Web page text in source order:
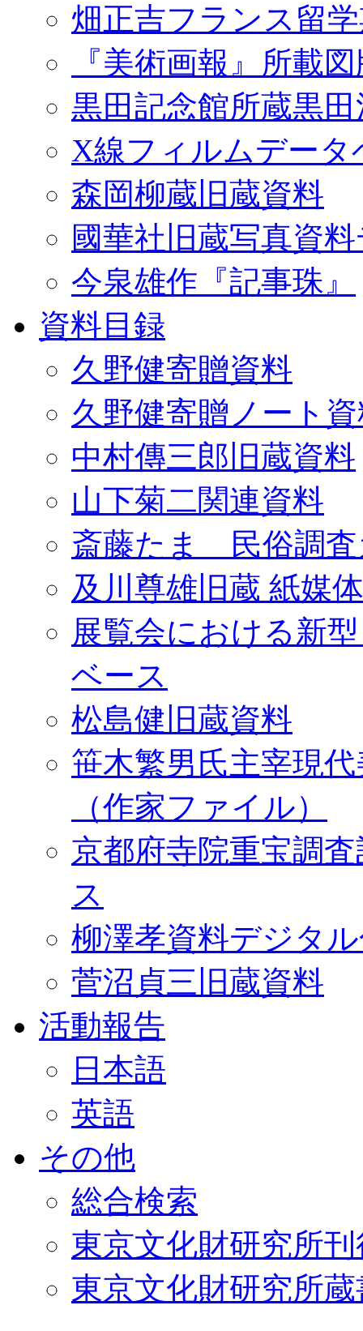
畑正吉フランス留
『美術画報』所載
黒田記念館所蔵黒
X線フィルムデータ
森岡柳蔵旧蔵資料
國華社旧蔵写真資
今泉雄作『記事珠』
資料目録
久野健寄贈資料
久野健寄贈ノート
中村傳三郎旧蔵資料
山下菊二関連資料
斎藤たま 民俗調査
及川尊雄旧蔵 紙媒
展覧会における新
ベース
松島健旧蔵資料
笹木繁男氏主宰現
（作家ファイル）
京都府寺院重宝調
ス
柳澤孝資料デジタ
菅沼貞三旧蔵資料
活動報告
日本語
英語
その他
総合検索
東京文化財研究所
東京文化財研究所